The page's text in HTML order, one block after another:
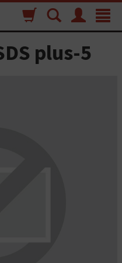
Toggle
Menu
Vyhľadávanie
Nákupný
košík
plus-5